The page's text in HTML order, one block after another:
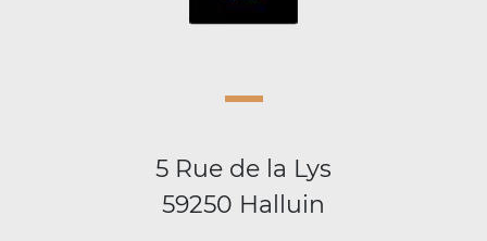
5 Rue de la Lys
59250 Halluin